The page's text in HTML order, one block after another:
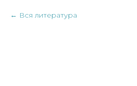
Вся литература